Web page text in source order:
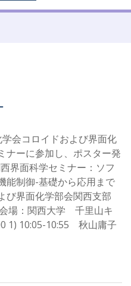
会コロイドおよび界面化
ナーに参加し、ポスター発
界面科学セミナー：ソフ
能制御-基礎から応用まで
び界面化学部会関西支部
場：関西大学 千里山キ
1) 10:05-10:55 秋山庸子